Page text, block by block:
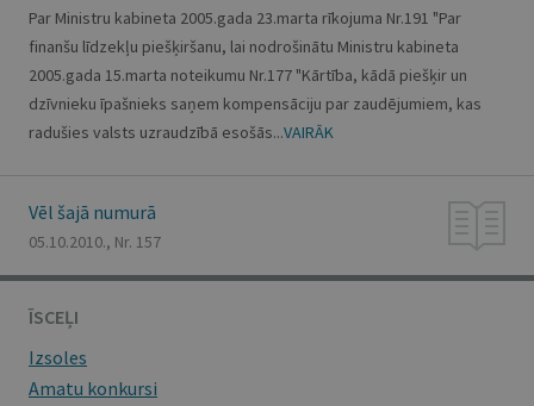
Par Ministru kabineta 2005.gada 23.marta rīkojuma Nr.191 "Par
finanšu līdzekļu piešķiršanu, lai nodrošinātu Ministru kabineta
2005.gada 15.marta noteikumu Nr.177 "Kārtība, kādā piešķir un
dzīvnieku īpašnieks saņem kompensāciju par zaudējumiem, kas
radušies valsts uzraudzībā esošās...VAIRĀK
Vēl šajā numurā
05.10.2010., Nr. 157
ĪSCEĻI
Izsoles
Amatu konkursi